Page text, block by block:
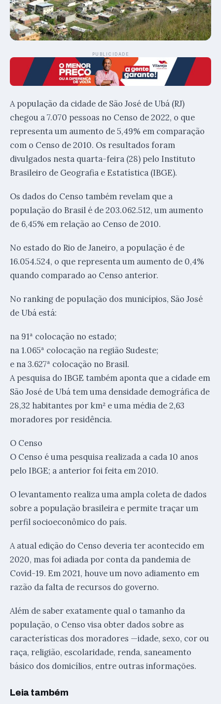
PUBLICIDADE
A população da cidade de São José de Ubá (RJ)
chegou a 7.070 pessoas no Censo de 2022, o que
representa um aumento de 5,49% em comparação
com o Censo de 2010. Os resultados foram
divulgados nesta quarta-feira (28) pelo Instituto
Brasileiro de Geografia e Estatística (IBGE).
Os dados do Censo também revelam que a
população do Brasil é de 203.062.512, um aumento
de 6,45% em relação ao Censo de 2010.
No estado do Rio de Janeiro, a população é de
16.054.524, o que representa um aumento de 0,4%
quando comparado ao Censo anterior.
No ranking de população dos municípios, São José
de Ubá está:
na 91ª colocação no estado;
na 1.065ª colocação na região Sudeste;
e na 3.627ª colocação no Brasil.
A pesquisa do IBGE também aponta que a cidade em
São José de Ubá tem uma densidade demográfica de
28,32 habitantes por km² e uma média de 2,63
moradores por residência.
O Censo
O Censo é uma pesquisa realizada a cada 10 anos
pelo IBGE; a anterior foi feita em 2010.
O levantamento realiza uma ampla coleta de dados
sobre a população brasileira e permite traçar um
perfil socioeconômico do país.
A atual edição do Censo deveria ter acontecido em
2020, mas foi adiada por conta da pandemia de
Covid-19. Em 2021, houve um novo adiamento em
razão da falta de recursos do governo.
Além de saber exatamente qual o tamanho da
população, o Censo visa obter dados sobre as
características dos moradores —idade, sexo, cor ou
raça, religião, escolaridade, renda, saneamento
básico dos domicílios, entre outras informações.
Leia também